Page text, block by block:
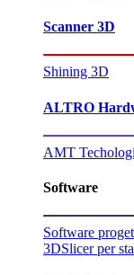
Scanner 3D
Shining 3D
ALTRO
AMT
Software
Software
3DSlicer per